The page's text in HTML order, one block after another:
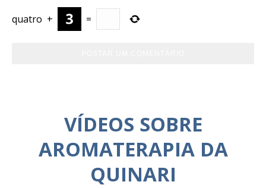
quatro + =
VÍDEOS SOBRE
AROMATERAPIA DA
QUINARI